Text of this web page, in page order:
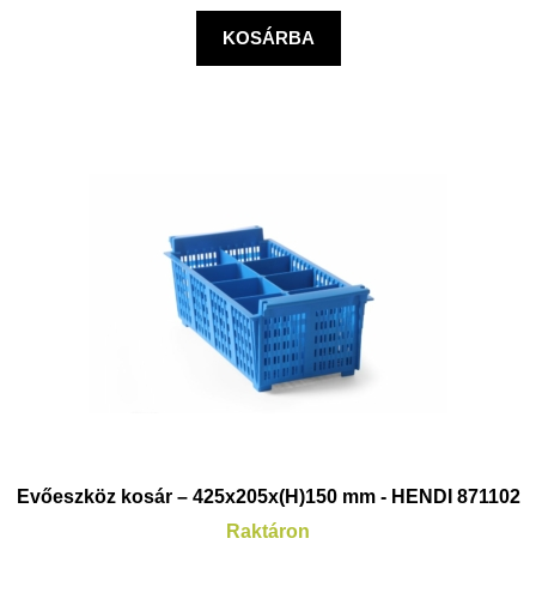
KOSÁRBA
Evőeszköz kosár – 425x205x(H)150 mm - HENDI 871102
Raktáron